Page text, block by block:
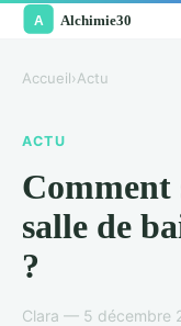
Accueil›Actu
ACTU
salle de
?
Clara — 5 décembre